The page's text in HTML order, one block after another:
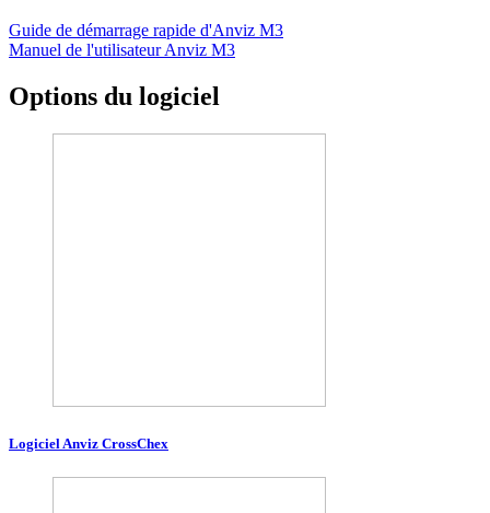
Guide de démarrage rapide d'Anviz M3
Manuel de l'utilisateur Anviz M3
Options du logiciel
Logiciel Anviz CrossChex